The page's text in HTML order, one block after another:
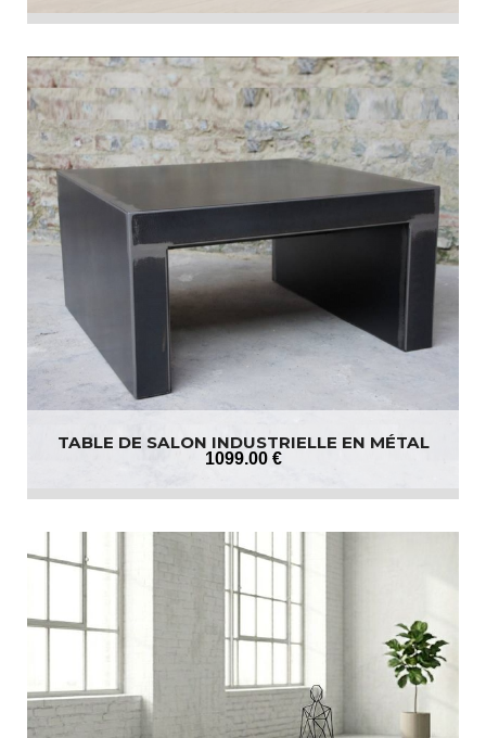
TABLE DE SALON INDUSTRIELLE EN MÉTAL
1099.00 €